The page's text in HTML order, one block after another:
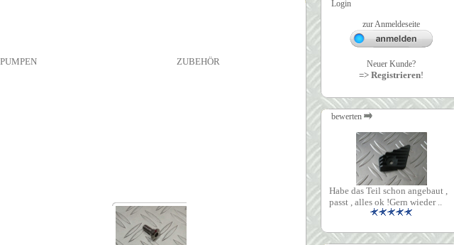
ZUBEHÖR
Login
zur Anmeldeseite
Neuer Kunde?
=> Registrieren!
bewerten
Habe das Teil schon angebaut ,
passt , alles ok !Gern wieder ..